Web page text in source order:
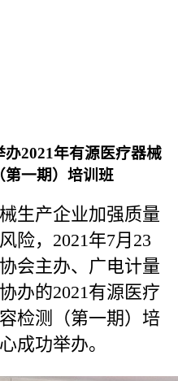
2021年有源医疗器械
第一期）培训班
生产企业加强质量
险，2021年7月23
会主办、广电计量
办的2021有源医疗
检测（第一期）培
成功举办。